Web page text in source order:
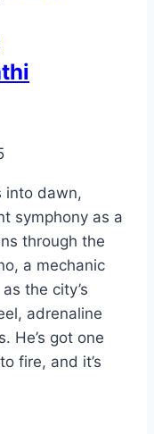
into dawn,
symphony as a
through the
a mechanic
the city’s
adrenaline
He’s got one
fire, and it’s